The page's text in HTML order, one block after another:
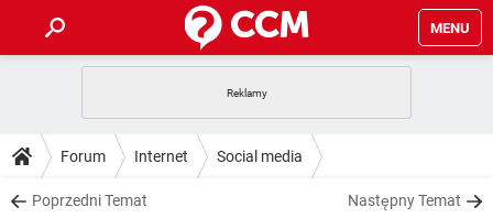
MENU
GRY WHATSAPP
SPOTIFY
PORADY
PlayStation
DO POBRANIA
Forum Internet Social media
Poprzedni Temat Następny Temat